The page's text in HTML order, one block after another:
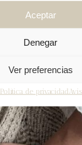
Aceptar
Denegar
Ver preferencias
Política de privacidad